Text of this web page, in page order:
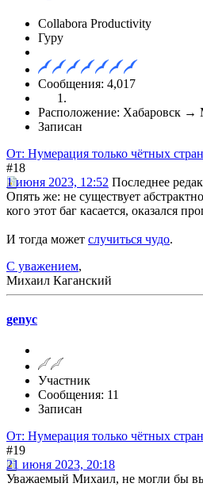
Collabora Productivity
Гуру
Сообщения: 4,017
Расположение: Хабаровск →
Записан
От: Нумерация только чётных
#18
1 июня 2023, 12:52 Последнее
Опять же: не существует
кого этот баг касается, оказался
И тогда может случиться чудо.
С уважением,
Михаил Каганский
genyc
Участник
Сообщения: 11
Записан
От: Нумерация только чётных
#19
21 июня 2023, 20:18
Уважаемый Михаил, не могли бы вы